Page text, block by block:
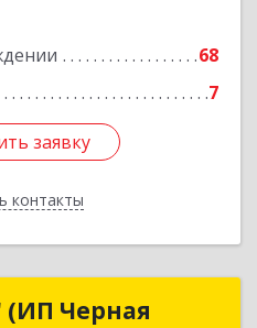
68
7
заявку
контакты
Подробнее
заявку
(ИП Черная
(ИП Черная